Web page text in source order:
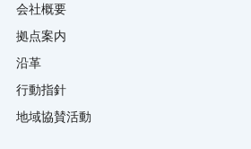
会社概要
拠点案内
沿革
行動指針
地域協賛活動